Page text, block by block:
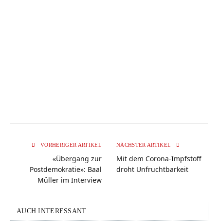
VORHERIGER ARTIKEL
«Übergang zur
Postdemokratie»: Baal
Müller im Interview
NÄCHSTER ARTIKEL
Mit dem Corona-Impfstoff
droht Unfruchtbarkeit
AUCH INTERESSANT